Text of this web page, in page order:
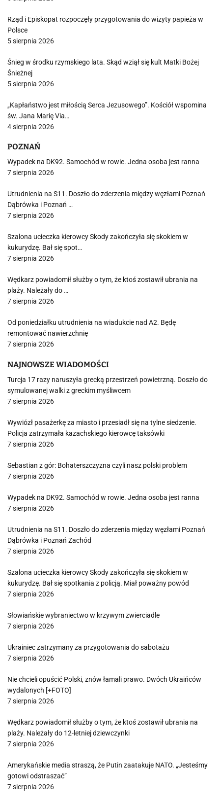
Rząd i Episkopat rozpoczęły przygotowania do wizyty papieża w
Polsce
5 sierpnia 2026
Śnieg w środku rzymskiego lata. Skąd wziął się kult Matki Bożej
Śnieżnej
5 sierpnia 2026
„Kapłaństwo jest miłością Serca Jezusowego”. Kościół wspomina
św. Jana Marię Via…
4 sierpnia 2026
POZNAŃ
Wypadek na DK92. Samochód w rowie. Jedna osoba jest ranna
7 sierpnia 2026
Utrudnienia na S11. Doszło do zderzenia między węzłami Poznań
Dąbrówka i Poznań …
7 sierpnia 2026
Szalona ucieczka kierowcy Skody zakończyła się skokiem w
kukurydzę. Bał się spot…
7 sierpnia 2026
Wędkarz powiadomił służby o tym, że ktoś zostawił ubrania na
plaży. Należały do …
7 sierpnia 2026
Od poniedziałku utrudnienia na wiadukcie nad A2. Będę
remontować nawierzchnię
7 sierpnia 2026
NAJNOWSZE WIADOMOŚCI
Turcja 17 razy naruszyła grecką przestrzeń powietrzną. Doszło do
symulowanej walki z greckim myśliwcem
7 sierpnia 2026
Wywiózł pasażerkę za miasto i przesiadł się na tylne siedzenie.
Policja zatrzymała kazachskiego kierowcę taksówki
7 sierpnia 2026
Sebastian z gór: Bohaterszczyzna czyli nasz polski problem
7 sierpnia 2026
Wypadek na DK92. Samochód w rowie. Jedna osoba jest ranna
7 sierpnia 2026
Utrudnienia na S11. Doszło do zderzenia między węzłami Poznań
Dąbrówka i Poznań Zachód
7 sierpnia 2026
Szalona ucieczka kierowcy Skody zakończyła się skokiem w
kukurydzę. Bał się spotkania z policją. Miał poważny powód
7 sierpnia 2026
Słowiańskie wybraniectwo w krzywym zwierciadle
7 sierpnia 2026
Ukrainiec zatrzymany za przygotowania do sabotażu
7 sierpnia 2026
Nie chcieli opuścić Polski, znów łamali prawo. Dwóch Ukraińców
wydalonych [+FOTO]
7 sierpnia 2026
Wędkarz powiadomił służby o tym, że ktoś zostawił ubrania na
plaży. Należały do 12-letniej dziewczynki
7 sierpnia 2026
Amerykańskie media straszą, że Putin zaatakuje NATO. „Jesteśmy
gotowi odstraszać”
7 sierpnia 2026